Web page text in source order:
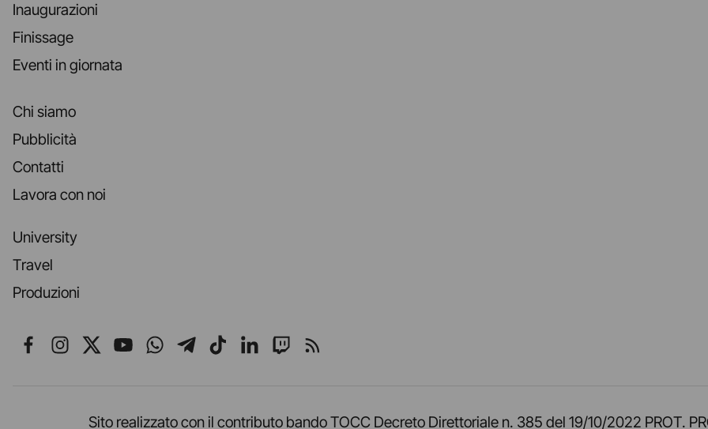
Inaugurazioni
Finissage
Eventi in giornata
Chi siamo
Pubblicità
Contatti
Lavora con noi
University
Travel
Produzioni
Seguici su Facebook
Seguici su Instagram
Seguici su X
Seguici su YouTube
Seguici su WhatsApp
Seguici su Telegram
Seguici su TikTok
Seguici su LinkedIn
Seguici su Twitch
Seguici su Rss
Sito realizzato con il contributo bando TOCC Decreto Direttoriale n. 385 del 19/10/2022 PROT.